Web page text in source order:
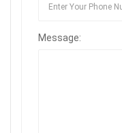
Message: